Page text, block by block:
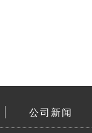
公司新闻